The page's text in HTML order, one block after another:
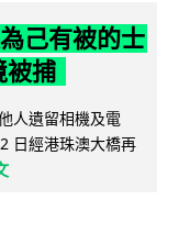
己有被的士
被捕
人遺留相機及電
日經港珠澳大橋再